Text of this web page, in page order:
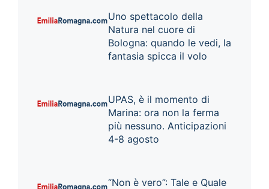
Uno spettacolo della
Natura nel cuore di
Bologna: quando le vedi, la
fantasia spicca il volo
UPAS, è il momento di
Marina: ora non la ferma
più nessuno. Anticipazioni
4-8 agosto
“Non è vero”: Tale e Quale